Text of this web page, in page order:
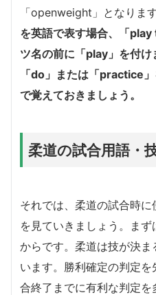
「openweight」となりま
を英語で表す場合、「
ツ名の前に「play」を付け
「do」または「practice
で覚えておきましょう。
柔道の試合用語・
それでは、柔道の試合時
を見ていきましょう。ま
からです。柔道は技が決
います。勝利確定の判定
合終了までに有利な判定